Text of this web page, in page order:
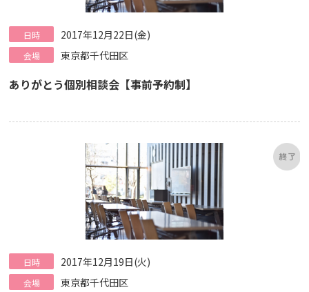
日時 2017年12月22日(金)
会場 東京都千代田区
ありがとう個別相談会【事前予約制】
日時 2017年12月19日(火)
会場 東京都千代田区